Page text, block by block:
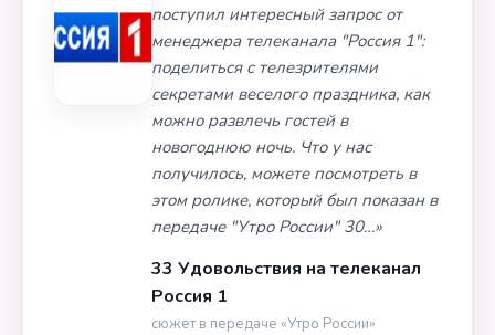
поступил интересный запрос от
менеджера телеканала "Россия 1":
поделиться с телезрителями
секретами веселого праздника, как
можно развлечь гостей в
новогоднюю ночь. Что у нас
получилось, можете посмотреть в
этом ролике, который был показан в
передаче "Утро России" 30…»
33 Удовольствия на телеканал
Россия 1
сюжет в передаче «Утро России»